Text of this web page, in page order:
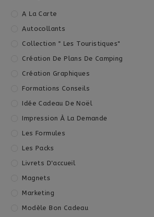
A La Carte
Autocollants
Collection " Les Touristiques"
Création De Plans De Camping
Création Graphiques
Formations Conseils
Idée Cadeau De Noël
Impression À La Demande
Les Formules
Les Packs
Livrets D'accueil
Magnets
Marketing
Modèle Bon Cadeau